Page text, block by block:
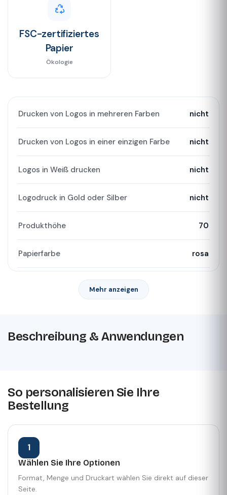
FSC-zertifiziertes
Papier
Ökologie
Drucken von Logos in mehreren Farben nicht
Drucken von Logos in einer einzigen Farbe nicht
Logos in Weiß drucken nicht
Logodruck in Gold oder Silber nicht
Produkthöhe 70
Papierfarbe rosa
Mehr anzeigen
Beschreibung & Anwendungen
So personalisieren Sie Ihre
Bestellung
1
Wählen Sie Ihre Optionen
Format, Menge und Druckart wählen Sie direkt auf dieser
Seite.